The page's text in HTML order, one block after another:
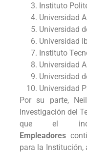
Instituto
Universidad
Universidad
Universidad
Instituto
Universidad
Universidad
Universidad
Por su parte,
Investigación del
que el
Empleadores
para la Institución,